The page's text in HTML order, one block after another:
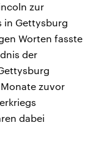
zur
in Gettysburg
Worten fasste
der
zuvor
dabei